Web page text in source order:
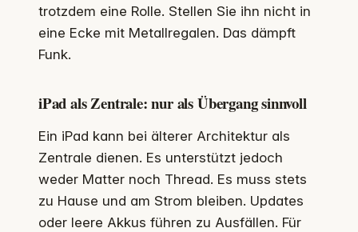
trotzdem eine Rolle. Stellen Sie ihn nicht in
eine Ecke mit Metallregalen. Das dämpft
Funk.
iPad als Zentrale: nur als Übergang sinnvoll
Ein iPad kann bei älterer Architektur als
Zentrale dienen. Es unterstützt jedoch
weder Matter noch Thread. Es muss stets
zu Hause und am Strom bleiben. Updates
oder leere Akkus führen zu Ausfällen. Für